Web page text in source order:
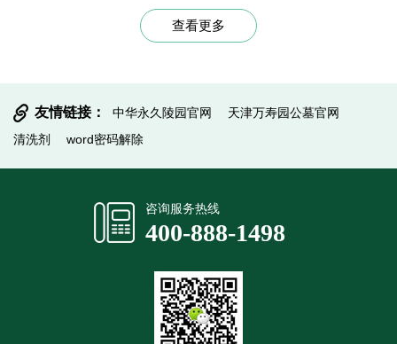
查看更多
友情链接： 中华永久陵园官网
天津万寿园公墓官网
清洗剂
word密码解除
咨询服务热线
400-888-1498